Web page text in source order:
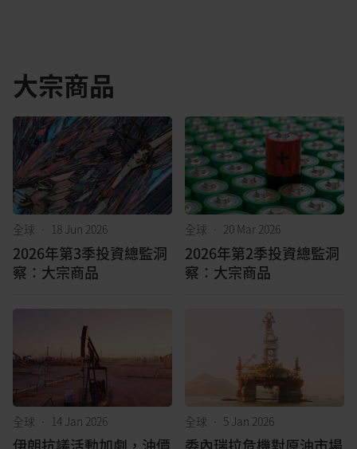
大宗商品
全球 • 18 Jun 2026
2026年第3季投資總監洞
察：大宗商品
全球 • 20 Mar 2026
2026年第2季投資總監洞
察：大宗商品
全球 • 14 Jan 2026 全球 • 5 Jan 2026